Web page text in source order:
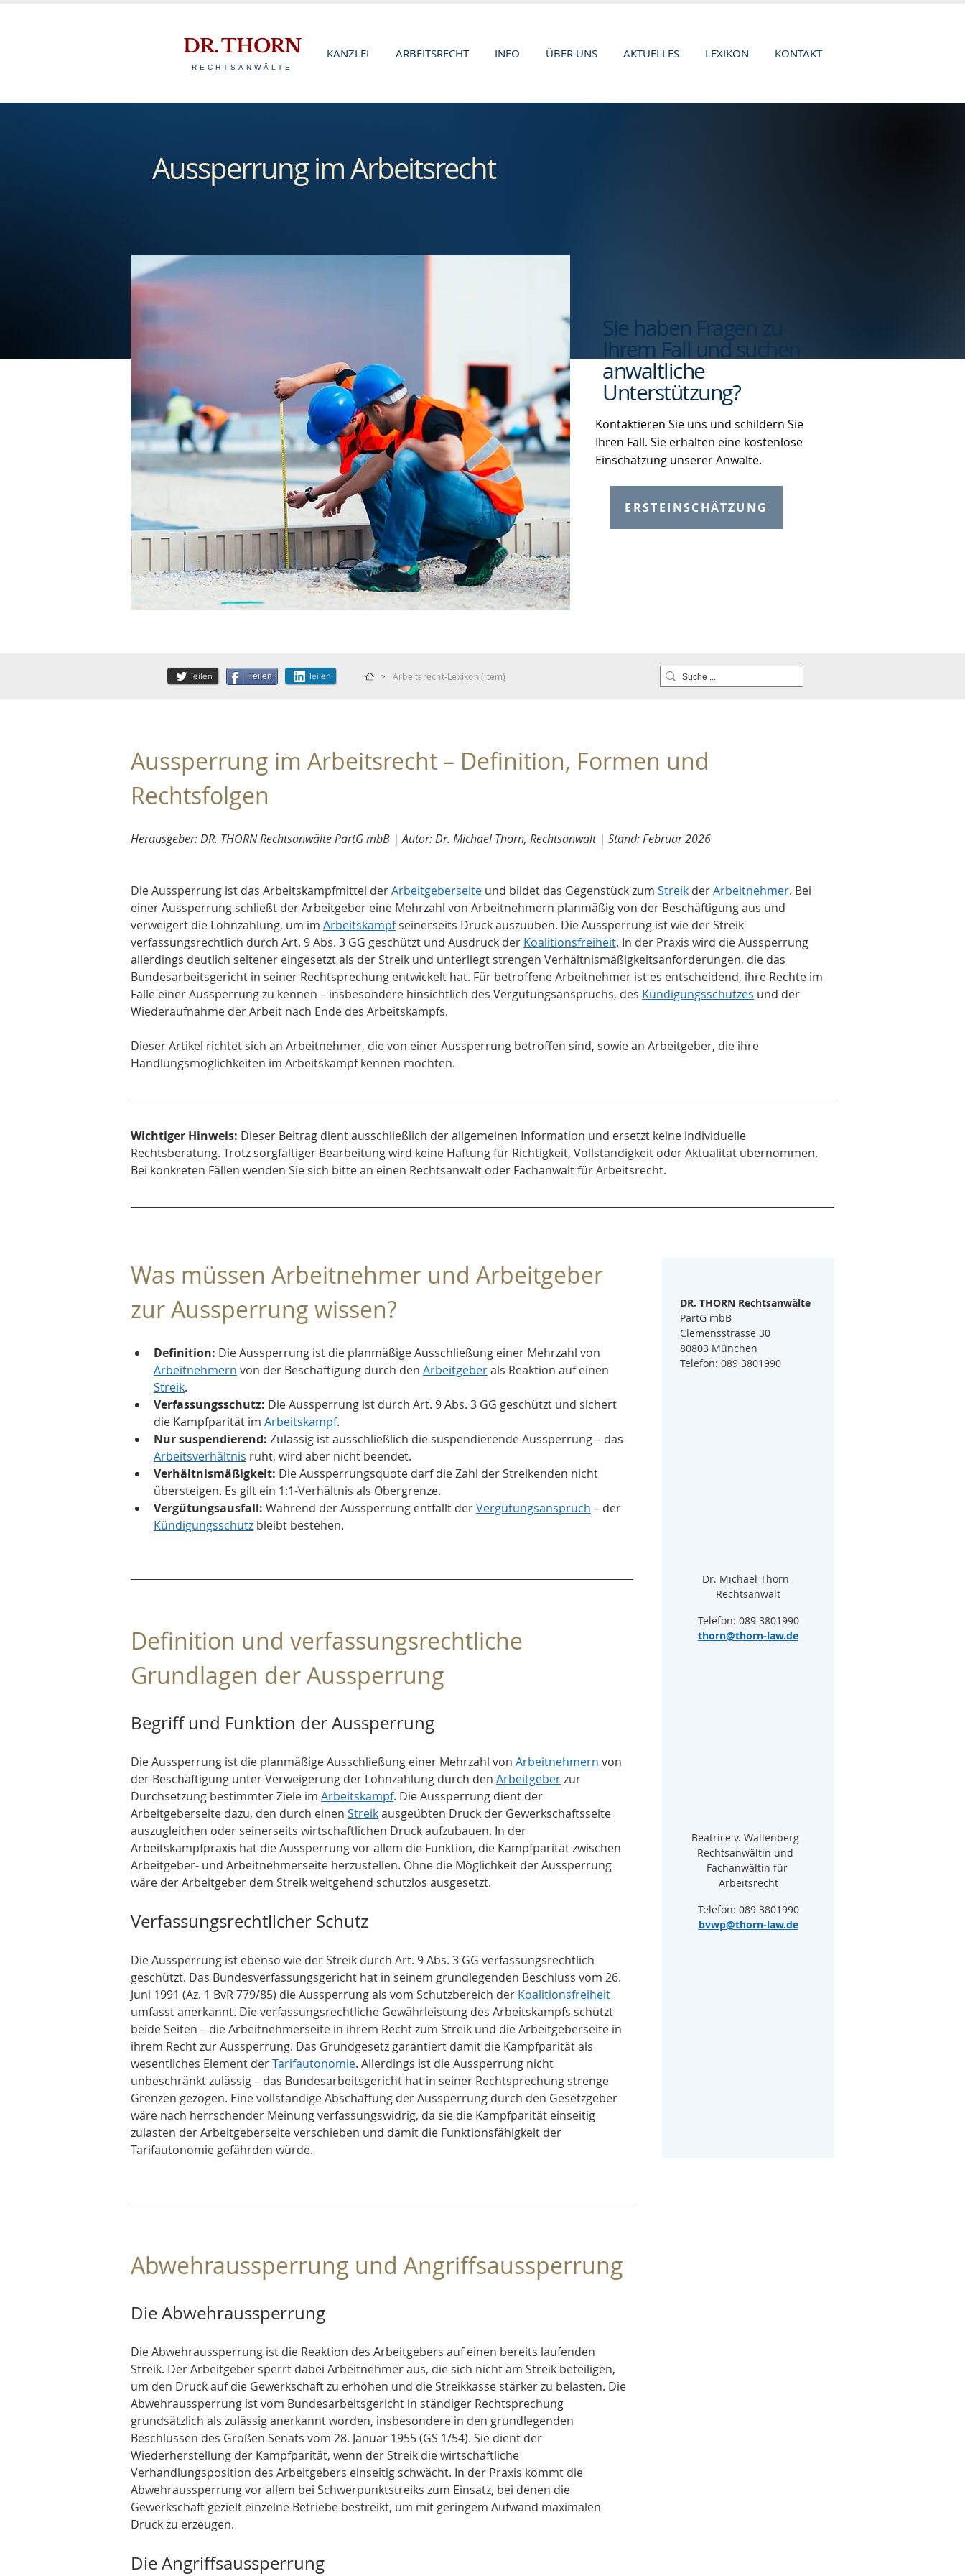
DR. THORN KANZLEI ARBEITSRECHT INFO ÜBER UNS AKTUELLES LEXIKON KONTAKT
RECHTSANWÄLTE
Aussperrung im Arbeitsrecht
Sie haben Fragen zu
Ihrem Fall und suchen
anwaltliche
Unterstützung?
Kontaktieren Sie uns und schildern Sie
Ihren Fall. Sie erhalten eine kostenlose
Einschätzung unserer Anwälte.
ERSTEINSCHÄTZUNG
Teilen Teilen Teilen > Arbeitsrecht-Lexikon (Item)
Aussperrung im Arbeitsrecht – Definition, Formen und
Rechtsfolgen
Herausgeber: DR. THORN Rechtsanwälte PartG mbB | Autor: Dr. Michael Thorn, Rechtsanwalt | Stand: Februar 2026
Die Aussperrung ist das Arbeitskampfmittel der Arbeitgeberseite und bildet das Gegenstück zum Streik der Arbeitnehmer. Bei
einer Aussperrung schließt der Arbeitgeber eine Mehrzahl von Arbeitnehmern planmäßig von der Beschäftigung aus und
verweigert die Lohnzahlung, um im Arbeitskampf seinerseits Druck auszuüben. Die Aussperrung ist wie der Streik
verfassungsrechtlich durch Art. 9 Abs. 3 GG geschützt und Ausdruck der Koalitionsfreiheit. In der Praxis wird die Aussperrung
allerdings deutlich seltener eingesetzt als der Streik und unterliegt strengen Verhältnismäßigkeitsanforderungen, die das
Bundesarbeitsgericht in seiner Rechtsprechung entwickelt hat. Für betroffene Arbeitnehmer ist es entscheidend, ihre Rechte im
Falle einer Aussperrung zu kennen – insbesondere hinsichtlich des Vergütungsanspruchs, des Kündigungsschutzes und der
Wiederaufnahme der Arbeit nach Ende des Arbeitskampfs.
Dieser Artikel richtet sich an Arbeitnehmer, die von einer Aussperrung betroffen sind, sowie an Arbeitgeber, die ihre
Handlungsmöglichkeiten im Arbeitskampf kennen möchten.
Wichtiger Hinweis: Dieser Beitrag dient ausschließlich der allgemeinen Information und ersetzt keine individuelle
Rechtsberatung. Trotz sorgfältiger Bearbeitung wird keine Haftung für Richtigkeit, Vollständigkeit oder Aktualität übernommen.
Bei konkreten Fällen wenden Sie sich bitte an einen Rechtsanwalt oder Fachanwalt für Arbeitsrecht.
Was müssen Arbeitnehmer und Arbeitgeber
zur Aussperrung wissen?
Definition: Die Aussperrung ist die planmäßige Ausschließung einer Mehrzahl von
Arbeitnehmern von der Beschäftigung durch den Arbeitgeber als Reaktion auf einen
Streik.
Verfassungsschutz: Die Aussperrung ist durch Art. 9 Abs. 3 GG geschützt und sichert
die Kampfparität im Arbeitskampf.
Nur suspendierend: Zulässig ist ausschließlich die suspendierende Aussperrung – das
Arbeitsverhältnis ruht, wird aber nicht beendet.
Verhältnismäßigkeit: Die Aussperrungsquote darf die Zahl der Streikenden nicht
übersteigen. Es gilt ein 1:1-Verhältnis als Obergrenze.
Vergütungsausfall: Während der Aussperrung entfällt der Vergütungsanspruch – der
Kündigungsschutz bleibt bestehen.
Definition und verfassungsrechtliche
Grundlagen der Aussperrung
Begriff und Funktion der Aussperrung
Die Aussperrung ist die planmäßige Ausschließung einer Mehrzahl von Arbeitnehmern von
der Beschäftigung unter Verweigerung der Lohnzahlung durch den Arbeitgeber zur
Durchsetzung bestimmter Ziele im Arbeitskampf. Die Aussperrung dient der
Arbeitgeberseite dazu, den durch einen Streik ausgeübten Druck der Gewerkschaftsseite
auszugleichen oder seinerseits wirtschaftlichen Druck aufzubauen. In der
Arbeitskampfpraxis hat die Aussperrung vor allem die Funktion, die Kampfparität zwischen
Arbeitgeber- und Arbeitnehmerseite herzustellen. Ohne die Möglichkeit der Aussperrung
wäre der Arbeitgeber dem Streik weitgehend schutzlos ausgesetzt.
Verfassungsrechtlicher Schutz
Die Aussperrung ist ebenso wie der Streik durch Art. 9 Abs. 3 GG verfassungsrechtlich
geschützt. Das Bundesverfassungsgericht hat in seinem grundlegenden Beschluss vom 26.
Juni 1991 (Az. 1 BvR 779/85) die Aussperrung als vom Schutzbereich der Koalitionsfreiheit
umfasst anerkannt. Die verfassungsrechtliche Gewährleistung des Arbeitskampfs schützt
beide Seiten – die Arbeitnehmerseite in ihrem Recht zum Streik und die Arbeitgeberseite in
ihrem Recht zur Aussperrung. Das Grundgesetz garantiert damit die Kampfparität als
wesentliches Element der Tarifautonomie. Allerdings ist die Aussperrung nicht
unbeschränkt zulässig – das Bundesarbeitsgericht hat in seiner Rechtsprechung strenge
Grenzen gezogen. Eine vollständige Abschaffung der Aussperrung durch den Gesetzgeber
wäre nach herrschender Meinung verfassungswidrig, da sie die Kampfparität einseitig
zulasten der Arbeitgeberseite verschieben und damit die Funktionsfähigkeit der
Tarifautonomie gefährden würde.
Abwehraussperrung und Angriffsaussperrung
Die Abwehraussperrung
Die Abwehraussperrung ist die Reaktion des Arbeitgebers auf einen bereits laufenden
Streik. Der Arbeitgeber sperrt dabei Arbeitnehmer aus, die sich nicht am Streik beteiligen,
um den Druck auf die Gewerkschaft zu erhöhen und die Streikkasse stärker zu belasten. Die
Abwehraussperrung ist vom Bundesarbeitsgericht in ständiger Rechtsprechung
grundsätzlich als zulässig anerkannt worden, insbesondere in den grundlegenden
Beschlüssen des Großen Senats vom 28. Januar 1955 (GS 1/54). Sie dient der
Wiederherstellung der Kampfparität, wenn der Streik die wirtschaftliche
Verhandlungsposition des Arbeitgebers einseitig schwächt. In der Praxis kommt die
Abwehraussperrung vor allem bei Schwerpunktstreiks zum Einsatz, bei denen die
Gewerkschaft gezielt einzelne Betriebe bestreikt, um mit geringem Aufwand maximalen
Druck zu erzeugen.
Die Angriffsaussperrung
DR. THORN Rechtsanwälte
PartG mbB
Clemensstrasse 30
80803 München
Telefon: 089 3801990
Dr. Michael Thorn
Rechtsanwalt
Telefon: 089 3801990
thorn@thorn-law.de
Beatrice v. Wallenberg
Rechtsanwältin und
Fachanwältin für
Arbeitsrecht
Telefon: 089 3801990
bvwp@thorn-law.de